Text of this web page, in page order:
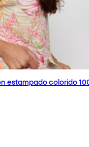
estampado colorido